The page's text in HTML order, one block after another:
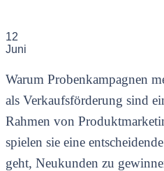
12
Juni
Warum Probenkampagnen
als Verkaufsförderung sind
Rahmen von
spielen sie eine
geht, Neukunden zu